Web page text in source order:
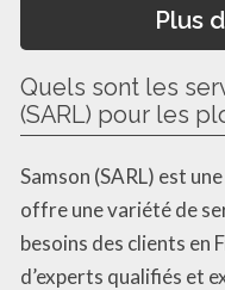
Plus
Quels sont les
(SARL) pour les
Samson (SARL) est
offre une variété de
besoins des clients en
d’experts qualifiés et